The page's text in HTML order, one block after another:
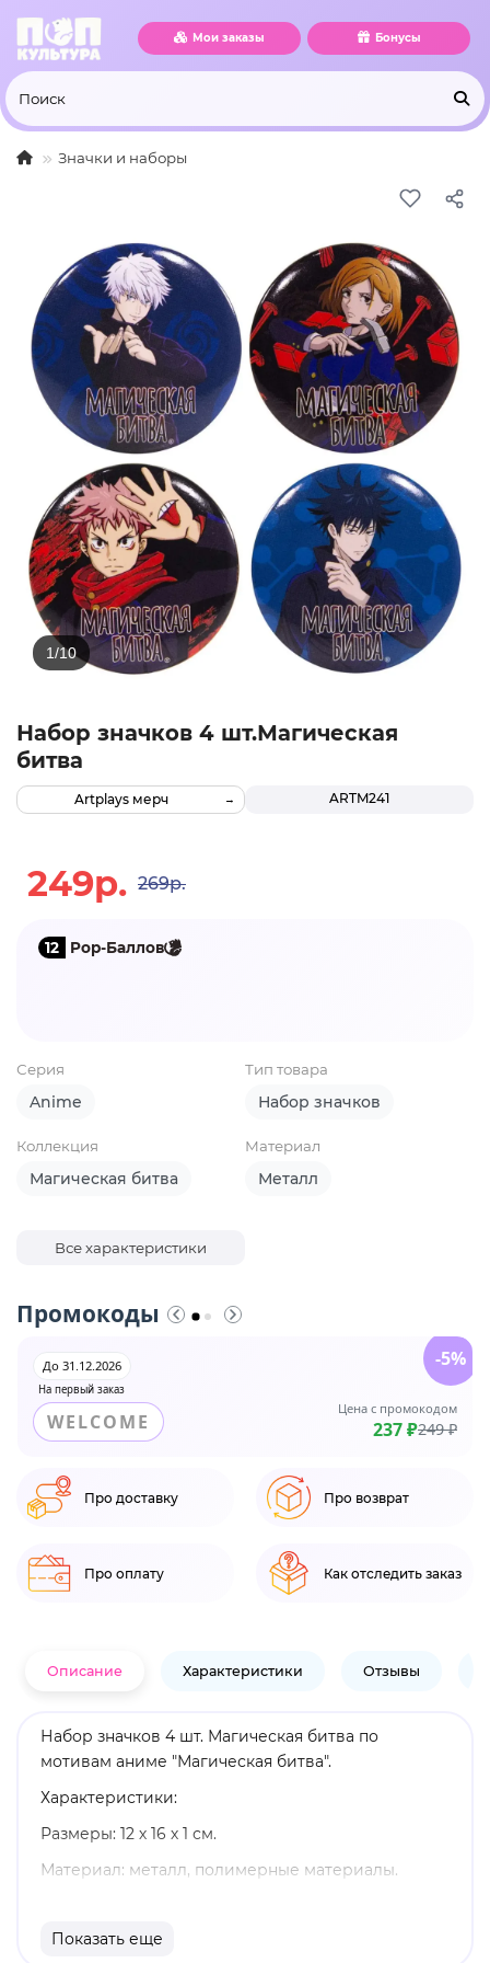
Мои заказы Бонусы
Значки и наборы
Набор значков 4 шт.Магическая
битва
ARTM241
Artplays мерч
249р. 269р.
12 Pop-Баллов
Серия
Anime
Тип товара
Набор значков
Коллекция
Магическая битва
Материал
Металл
Все характеристики
Промокоды
На первый заказ
До 31.12.2026
WELCOME
Цена с промокодом
237 ₽249 ₽
-5%
Про доставку Про возврат
Про оплату Как отследить заказ
Описание Характеристики Отзывы
Набор значков 4 шт. Магическая битва по
мотивам аниме "Магическая битва".
Характеристики:
Размеры: 12 х 16 х 1 см.
Материал: металл, полимерные материалы.
Оригинальный и официально лицензированный
Показать еще